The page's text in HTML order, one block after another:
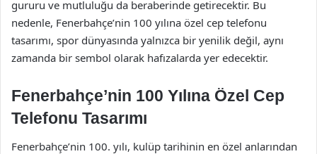
gururu ve mutluluğu da beraberinde getirecektir. Bu
nedenle, Fenerbahçe’nin 100 yılına özel cep telefonu
tasarımı, spor dünyasında yalnızca bir yenilik değil, aynı
zamanda bir sembol olarak hafızalarda yer edecektir.
Fenerbahçe’nin 100 Yılına Özel Cep
Telefonu Tasarımı
Fenerbahçe’nin 100. yılı, kulüp tarihinin en özel anlarından